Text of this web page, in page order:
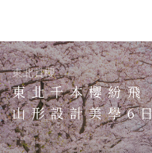
東北賞櫻
東北千本櫻紛飛
山形設計美學6